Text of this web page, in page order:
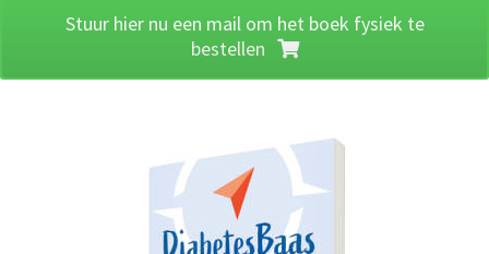
Stuur hier nu een mail om het boek fysiek te
bestellen